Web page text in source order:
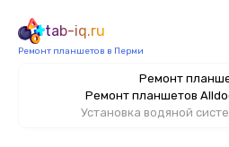
tab-iq.ru
Ремонт планшетов в Перми
Ремонт
Ремонт планшетов
Установка водяной